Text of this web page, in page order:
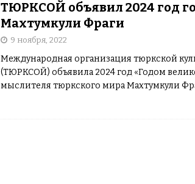
ТЮРКСОЙ объявил 2024 год
Махтумкули Фраги
9 ноября, 2022
Международная организация тюркской
(ТЮРКСОЙ) объявила 2024 год «Годом
мыслителя тюркского мира Махтумкули